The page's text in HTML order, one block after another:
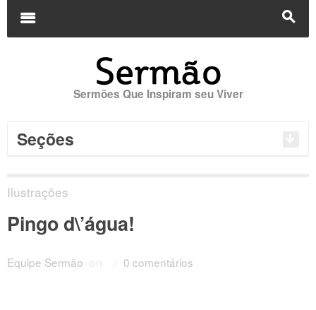
s
m
Sermões Que Inspiram seu Viver
Seções
Ilustrações
Pingo d\’água!
Equipe Sermão on 0 comentários